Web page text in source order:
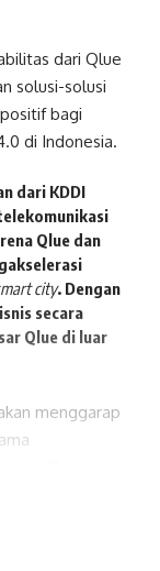
dari Qlue
solusi-solusi
bagi
di Indonesia.
dari KDDI
Qlue dan
city. Dengan
secara
Qlue di luar
menggarap
utama.